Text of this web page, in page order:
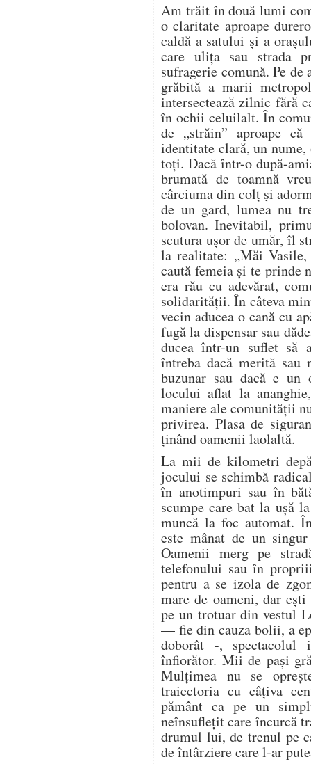
Am trăit în două lumi
o claritate aproape
caldă a satului și a
care ulița sau strada
sufragerie comună. Pe
grăbită a marii
intersectează zilnic fără
în ochii celuilalt. În
de „străin” aproape
identitate clară, un
toți. Dacă într-o după-
brumată de toamnă
cârciuma din colț și
de un gard, lumea nu
bolovan. Inevitabil,
scutura ușor de umăr, îl
la realitate: „Măi
caută femeia și te prinde
era rău cu adevărat,
solidarității. În câteva
vecin aducea o cană cu
fugă la dispensar sau
ducea într-un suflet să
întreba dacă merită
buzunar sau dacă e
locului aflat la
maniere ale comunității
privirea. Plasa de
ținând oamenii laolaltă.
La mii de kilometri
jocului se schimbă
în anotimpuri sau în
scumpe care bat la ușă
muncă la foc automat.
este mânat de un
Oamenii merg pe
telefonului sau în
pentru a se izola de
mare de oameni, dar
pe un trotuar din vestul
— fie din cauza bolii, a
doborât -, spectacolul
înfiorător. Mii de pași
Mulțimea nu se
traiectoria cu câțiva
pământ ca pe un
neînsuflețit care încurcă
drumul lui, de trenul pe
de întârziere care l-ar